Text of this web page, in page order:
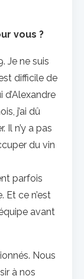
vous ?
Je ne suis
difficile de
j’ai dû
Il n’y a pas
du vin
parfois
ce n’est
avant
Nous
à nos